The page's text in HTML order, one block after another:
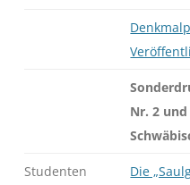
Nr. 2
Studenten
Die